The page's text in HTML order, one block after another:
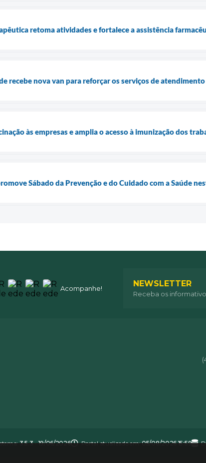
retoma atividades e fortalece a assistência
recebe nova van para reforçar os serviços de atendimento
às empresas e amplia o acesso à imunização dos
Sábado da Prevenção e do Cuidado com a Saúde
Acompanhe! NEWSLETTER
Receba os
3.5.3 - 19/06/2026 Portal atualizado em:05/08/2026 15:59